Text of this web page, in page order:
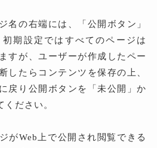
名の右端には、「公開ボタン」
期設定ではすべてのページは
すが、ユーザーが作成したペー
したらコンテンツを保存の上、
戻り公開ボタンを「未公開」か
ださい。
がWeb上で公開され閲覧できる